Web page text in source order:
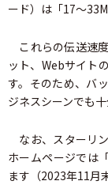
ード）は「17～
これらの伝送速
ット、Webサイト
す。そのため、バ
ジネスシーンでも
なお、スターリ
ホームページでは
ます（2023年11月